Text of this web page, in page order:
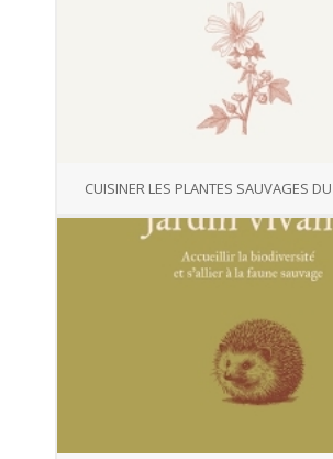
CUISINER LES PLANTES SAUVAGES